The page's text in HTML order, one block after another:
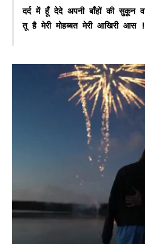
दर्द में हूँ देदे अपनी बाँहों की सुकून
तू है मेरी मोहब्बत मेरी आखिरी आस !